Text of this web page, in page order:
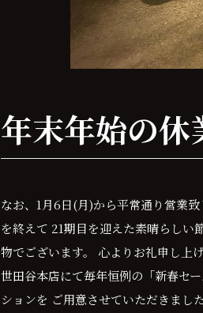
年末年始の休
なお、1月6日(月)から平常通り営業
を終えて 21期目を迎えた素晴らしい
物でございます。 心よりお礼申し上
世田谷本店にて毎年恒例の「新春セ
ションを ご用意させていただきまし